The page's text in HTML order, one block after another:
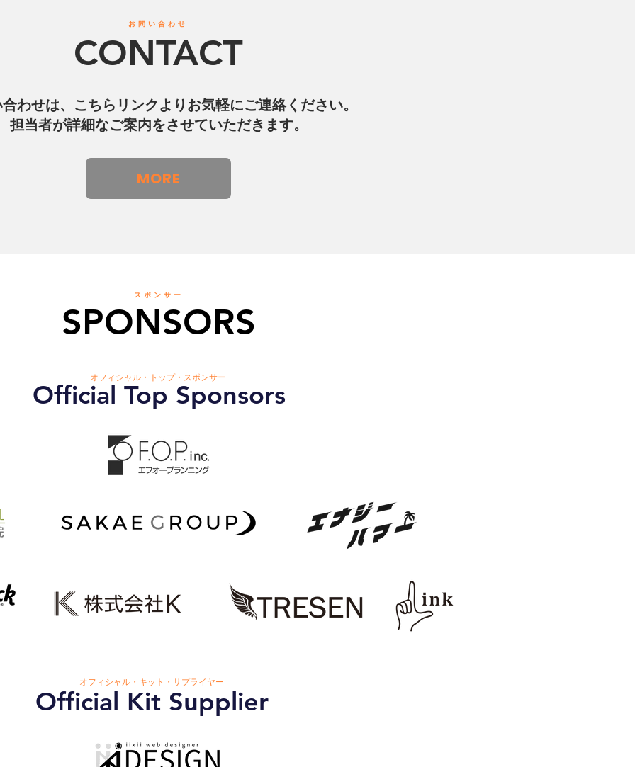
CONTACT
お問い合わせ
わせは、こちらリンクよりお気軽にご連絡ください。
担当者が詳細なご案内をさせていただきます。
MORE
SPONSORS
スポンサー
Official Top Sponsors
オフィシャル・トップ・スポンサー
Official Kit Supplier
オフィシャル・キット・サプライヤー